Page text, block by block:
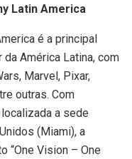
Latin America
é a principal
América Latina, com
Marvel, Pixar,
outras. Com
a sede
(Miami), a
“One Vision – One